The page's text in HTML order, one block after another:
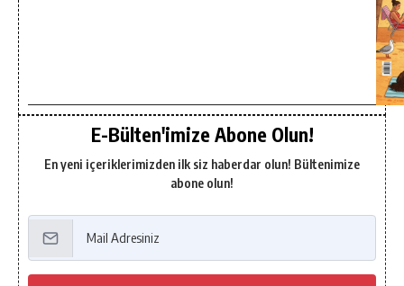
E-Bülten'imize Abone Olun!
En yeni içeriklerimizden ilk siz haberdar olun! Bültenimize
abone olun!